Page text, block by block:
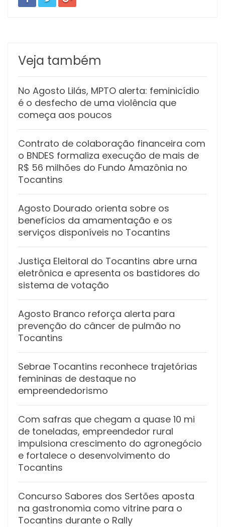
Veja também
No Agosto Lilás, MPTO alerta: feminicídio
é o desfecho de uma violência que
começa aos poucos
Contrato de colaboração financeira com
o BNDES formaliza execução de mais de
R$ 56 milhões do Fundo Amazônia no
Tocantins
Agosto Dourado orienta sobre os
benefícios da amamentação e os
serviços disponíveis no Tocantins
Justiça Eleitoral do Tocantins abre urna
eletrônica e apresenta os bastidores do
sistema de votação
Agosto Branco reforça alerta para
prevenção do câncer de pulmão no
Tocantins
Sebrae Tocantins reconhece trajetórias
femininas de destaque no
empreendedorismo
Com safras que chegam a quase 10 mi
de toneladas, empreendedor rural
impulsiona crescimento do agronegócio
e fortalece o desenvolvimento do
Tocantins
Concurso Sabores dos Sertões aposta
na gastronomia como vitrine para o
Tocantins durante o Rally